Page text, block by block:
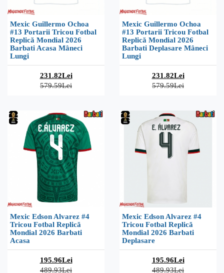
Mexic Guillermo Ochoa
#13 Portarii Tricou Fotbal
Replică Mondial 2026
Barbati Acasa Mâneci
Lungi
231.82Lei
579.59Lei
Mexic Guillermo Ochoa
#13 Portarii Tricou Fotbal
Replică Mondial 2026
Barbati Deplasare Mâneci
Lungi
231.82Lei
579.59Lei
Mexic Edson Alvarez #4
Tricou Fotbal Replică
Mondial 2026 Barbati
Acasa
195.96Lei
489.93Lei
Mexic Edson Alvarez #4
Tricou Fotbal Replică
Mondial 2026 Barbati
Deplasare
195.96Lei
489.93Lei